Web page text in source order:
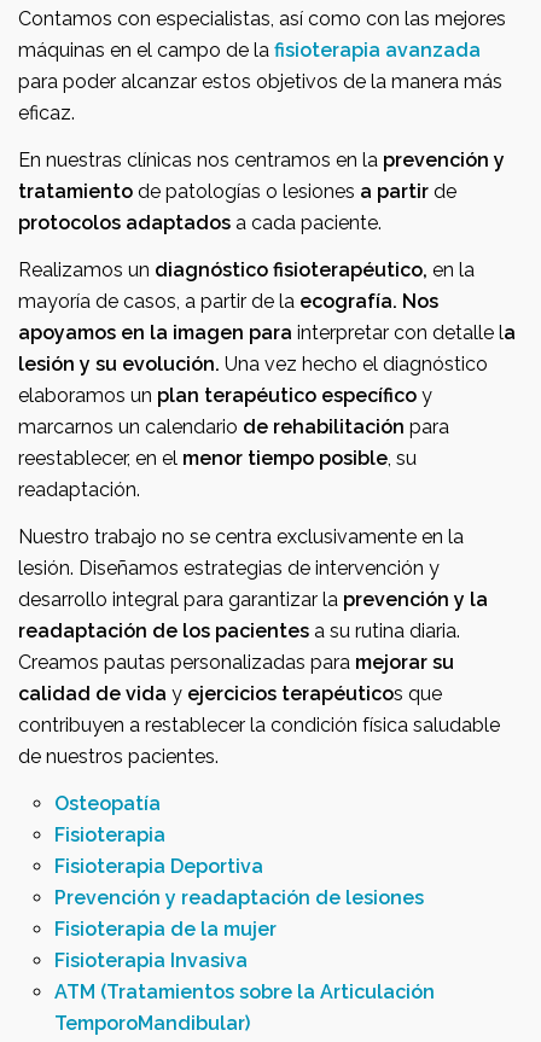
Contamos con especialistas, así como con las mejores
máquinas en el campo de la fisioterapia avanzada
para poder alcanzar estos objetivos de la manera más
eficaz.
En nuestras clínicas nos centramos en la prevención y
tratamiento de patologías o lesiones a partir de
protocolos adaptados a cada paciente.
Realizamos un diagnóstico fisioterapéutico, en la
mayoría de casos, a partir de la ecografía. Nos
apoyamos en la imagen para interpretar con detalle la
lesión y su evolución. Una vez hecho el diagnóstico
elaboramos un plan terapéutico específico y
marcarnos un calendario de rehabilitación para
reestablecer, en el menor tiempo posible, su
readaptación.
Nuestro trabajo no se centra exclusivamente en la
lesión. Diseñamos estrategias de intervención y
desarrollo integral para garantizar la prevención y la
readaptación de los pacientes a su rutina diaria.
Creamos pautas personalizadas para mejorar su
calidad de vida y ejercicios terapéuticos que
contribuyen a restablecer la condición física saludable
de nuestros pacientes.
Osteopatía
Fisioterapia
Fisioterapia Deportiva
Prevención y readaptación de lesiones
Fisioterapia de la mujer
Fisioterapia Invasiva
ATM (Tratamientos sobre la Articulación
TemporoMandibular)